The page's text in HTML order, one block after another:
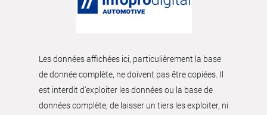
Les données affichées ici, particulièrement la base
de donnée complète, ne doivent pas être copiées. Il
est interdit d’exploiter les données ou la base de
données complète, de laisser un tiers les exploiter, ni